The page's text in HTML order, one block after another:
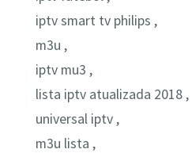
iptv smart tv philips ,
m3u ,
iptv mu3 ,
lista iptv atualizada 2018 ,
universal iptv ,
m3u lista ,